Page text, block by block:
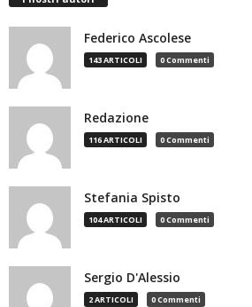
Federico Ascolese
143 ARTICOLI 0 Commenti
Redazione
116 ARTICOLI 0 Commenti
Stefania Spisto
104 ARTICOLI 0 Commenti
Sergio D'Alessio
2 ARTICOLI 0 Commenti